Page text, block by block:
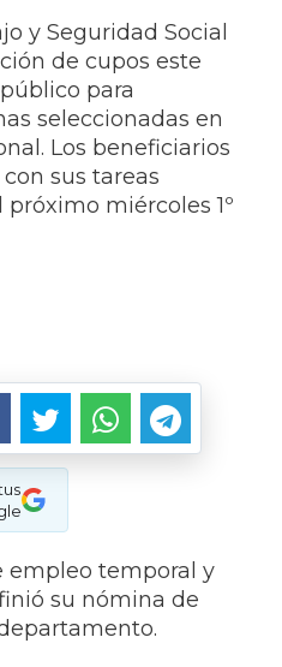
y Seguridad Social
de cupos este
para
seleccionadas en
Los beneficiarios
sus tareas
miércoles 1º
empleo temporal y
su nómina de